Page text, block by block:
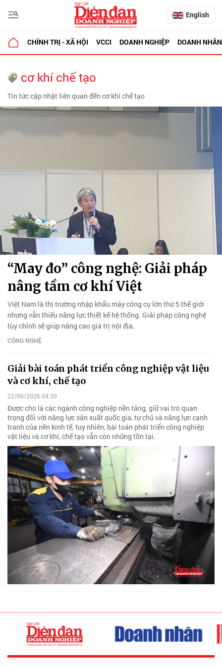
English
CHÍNH TRỊ - XÃ HỘI VCCI DOANH NGHIỆP DOANH NHÂN
cơ khí chế tạo
Tin tức cập nhật liên quan đến cơ khí chế tạo
“May đo” công nghệ: Giải pháp
nâng tầm cơ khí Việt
Việt Nam là thị trường nhập khẩu máy công cụ lớn thứ 5 thế giới
nhưng vẫn thiếu năng lực thiết kế hệ thống. Giải pháp công nghệ
tùy chỉnh sẽ giúp nâng cao giá trị nội địa.
CÔNG NGHỆ
Giải bài toán phát triển công nghiệp vật liệu
và cơ khí, chế tạo
22/06/2026 04:30
Được cho là các ngành công nghiệp nền tảng, giữ vai trò quan
trọng đối với năng lực sản xuất quốc gia, tự chủ và năng lực cạnh
tranh của nền kinh tế, tuy nhiên, bài toán phát triển công nghiệp
vật liệu và cơ khí, chế tạo vẫn còn những tồn tại.